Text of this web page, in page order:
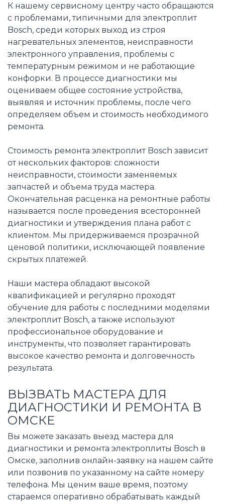
К нашему сервисному центру часто обращаются
с проблемами, типичными для электроплит
Bosch, среди которых выход из строя
нагревательных элементов, неисправности
электронного управления, проблемы с
температурным режимом и не работающие
конфорки. В процессе диагностики мы
оцениваем общее состояние устройства,
выявляя и источник проблемы, после чего
определяем объем и стоимость необходимого
ремонта.
Стоимость ремонта электроплит Bosch зависит
от нескольких факторов: сложности
неисправности, стоимости заменяемых
запчастей и объема труда мастера.
Окончательная расценка на ремонтные работы
называется после проведения всесторонней
диагностики и утверждения плана работ с
клиентом. Мы придерживаемся прозрачной
ценовой политики, исключающей появление
скрытых платежей.
Наши мастера обладают высокой
квалификацией и регулярно проходят
обучение для работы с последними моделями
электроплит Bosch, а также используют
профессиональное оборудование и
инструменты, что позволяет гарантировать
высокое качество ремонта и долговечность
результата.
ВЫЗВАТЬ МАСТЕРА ДЛЯ
ДИАГНОСТИКИ И РЕМОНТА В
ОМСКЕ
Вы можете заказать выезд мастера для
диагностики и ремонта электроплиты Bosch в
Омске, заполнив онлайн-заявку на нашем сайте
или позвонив по указанному на сайте номеру
телефона. Мы ценим ваше время, поэтому
стараемся оперативно обрабатывать каждый